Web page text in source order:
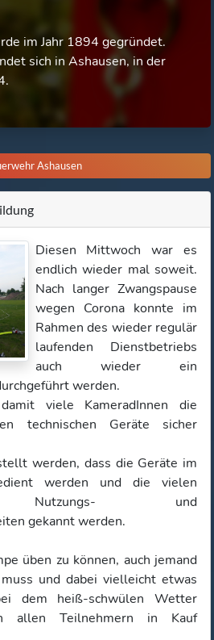
im Jahr 1894 gegründet.
sich in Ashausen, in der
Ashausen
Diesen Mittwoch war es
endlich wieder mal soweit.
Nach langer Zwangspause
wegen Corona konnte im
Rahmen des wieder regulär
laufenden Dienstbetriebs
auch wieder ein
werden.
viele KameradInnen die
technischen Geräte sicher
werden, dass die Geräte im
werden und die vielen
Nutzungs- und
gekannt werden.
üben zu können, auch jemand
und dabei vielleicht etwas
dem heiß-schwülen Wetter
allen Teilnehmern in Kauf